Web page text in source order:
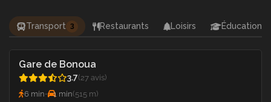
Transport 3 Restaurants Loisirs Éducation
Gare de Bonoua
3.7(27 avis)
6 min• 1 min(515 m)